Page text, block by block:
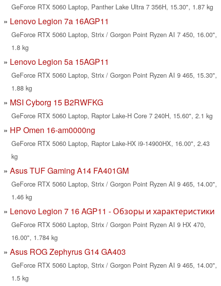
GeForce RTX 5060 Laptop, Panther Lake Ultra 7 356H, 15.30", 1.87 kg
Lenovo Legion 7a 16AGP11
GeForce RTX 5060 Laptop, Strix / Gorgon Point Ryzen AI 7 450, 16.00",
1.8 kg
Lenovo Legion 5a 15AGP11
GeForce RTX 5060 Laptop, Strix / Gorgon Point Ryzen AI 9 465, 15.30",
1.88 kg
MSI Cyborg 15 B2RWFKG
GeForce RTX 5060 Laptop, Raptor Lake-H Core 7 240H, 15.60", 2.1 kg
HP Omen 16-am0000ng
GeForce RTX 5060 Laptop, Raptor Lake-HX i9-14900HX, 16.00", 2.43
kg
Asus TUF Gaming A14 FA401GM
GeForce RTX 5060 Laptop, Strix / Gorgon Point Ryzen AI 9 465, 14.00",
1.46 kg
Lenovo Legion 7 16 AGP11 - Обзоры и характеристики
GeForce RTX 5060 Laptop, Strix / Gorgon Point Ryzen AI 9 HX 470,
16.00", 1.784 kg
Asus ROG Zephyrus G14 GA403
GeForce RTX 5060 Laptop, Strix / Gorgon Point Ryzen AI 9 465, 14.00",
1.5 kg